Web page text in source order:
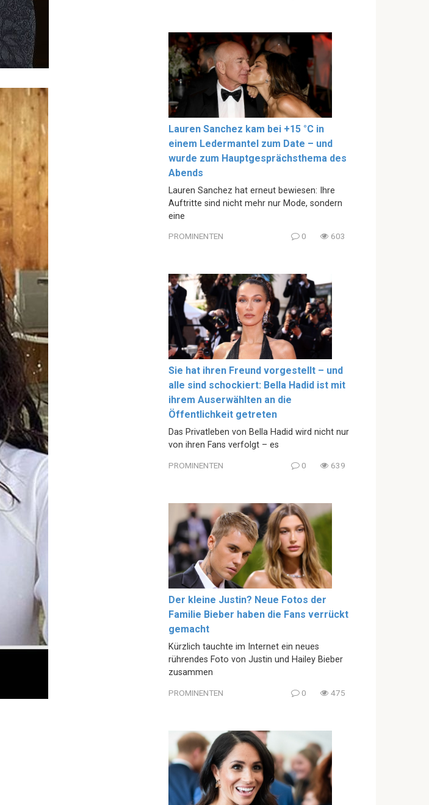
Lauren Sanchez kam bei +15 °C in
einem Ledermantel zum Date – und
wurde zum Hauptgesprächsthema des
Abends
Lauren Sanchez hat erneut bewiesen: Ihre
Auftritte sind nicht mehr nur Mode, sondern
eine
PROMINENTEN 0 603
Sie hat ihren Freund vorgestellt – und
alle sind schockiert: Bella Hadid ist mit
ihrem Auserwählten an die
Öffentlichkeit getreten
Das Privatleben von Bella Hadid wird nicht nur
von ihren Fans verfolgt – es
PROMINENTEN 0 639
Der kleine Justin? Neue Fotos der
Familie Bieber haben die Fans verrückt
gemacht
Kürzlich tauchte im Internet ein neues
rührendes Foto von Justin und Hailey Bieber
zusammen
PROMINENTEN 0 475